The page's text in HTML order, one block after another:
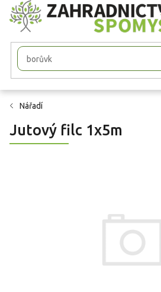
Přejít
na
obsah
Nářadí
Jutový filc 1x5m